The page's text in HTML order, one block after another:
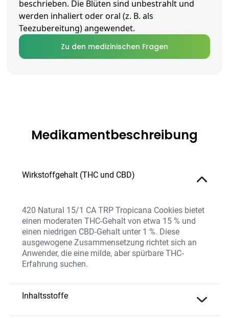
beschrieben. Die Blüten sind unbestrahlt und
werden inhaliert oder oral (z. B. als
Teezubereitung) angewendet.
Zu den medizinischen Fragen
Medikamentbeschreibung
Wirkstoffgehalt (THC und CBD)
420 Natural 15/1 CA TRP Tropicana Cookies bietet
einen moderaten THC-Gehalt von etwa 15 % und
einen niedrigen CBD-Gehalt unter 1 %. Diese
ausgewogene Zusammensetzung richtet sich an
Anwender, die eine milde, aber spürbare THC-
Erfahrung suchen.
Inhaltsstoffe
Die Sorte enthält eine moderate THC-Konzentration